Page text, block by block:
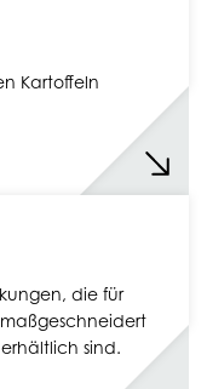
Kartoffeln
die für
sind.